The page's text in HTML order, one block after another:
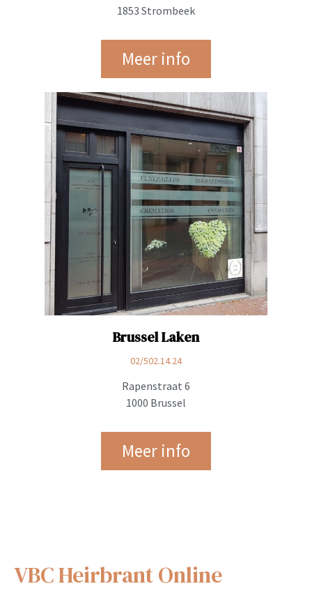
1853 Strombeek
Meer info
Brussel Laken
02/502.14.24
Rapenstraat 6
1000 Brussel
Meer info
VBC Heirbrant Online